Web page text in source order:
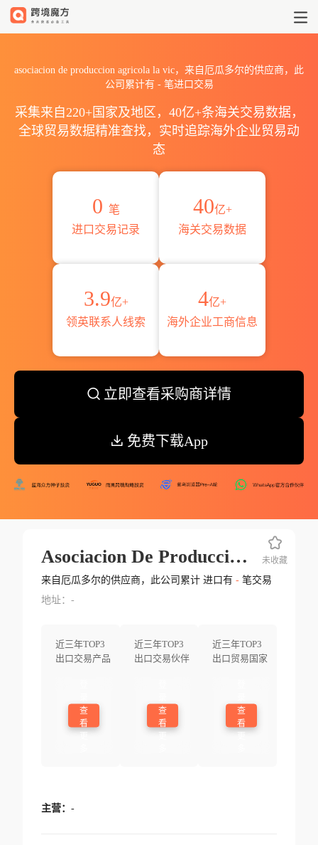
asociacion de produccion agricola la vic，来自厄瓜多尔的供应商，此
公司累计有 -笔进口交易
采集来自220+国家及地区，40亿+条海关交易数据，
全球贸易数据精准查找，实时追踪海外企业贸易动
态
0 笔
进口交易记录
40亿+
海关交易数据
3.9亿+
领英联系人线索
4亿+
海外企业工商信息
立即查看采购商详情
免费下载App
Asociacion De Produccion Agricola La Vic
来自厄瓜多尔的供应商，此公司累计 进口有 -笔交易
地址：-
近三年TOP3
出口交易产品
查
看
近三年TOP3
出口交易伙伴
查
看
近三年TOP3
出口贸易国家
查
看
未收藏
主营： -